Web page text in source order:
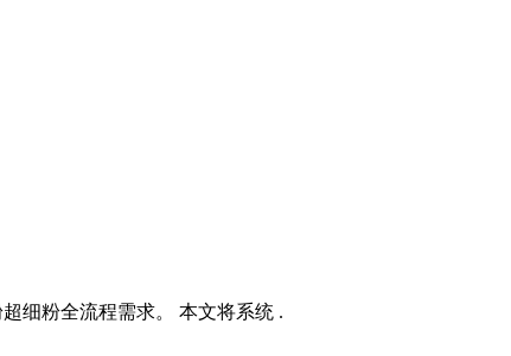
细粉全流程需求。 本文将系统 .